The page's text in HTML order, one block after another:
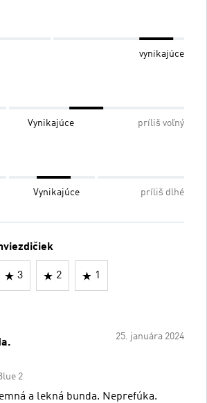
vynikajúce
Vynikajúce príliš voľný
Vynikajúce príliš dlhé
3 2 1
25. januára 2024
2
a lekná bunda. Neprefúka.